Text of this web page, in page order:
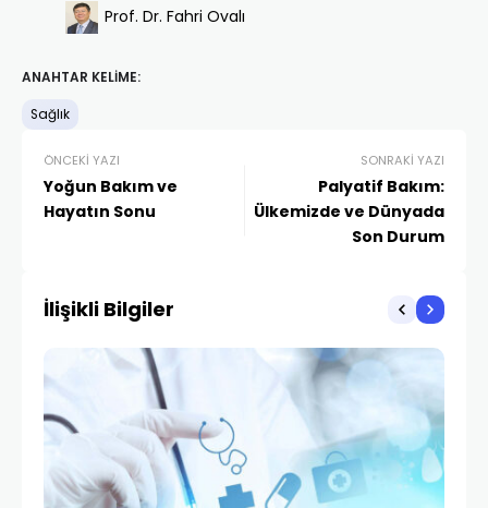
Prof. Dr. Fahri Ovalı
ANAHTAR KELIME:
Sağlık
ÖNCEKI YAZI
Yoğun Bakım ve
Hayatın Sonu
SONRAKI YAZI
Palyatif Bakım:
Ülkemizde ve Dünyada
Son Durum
İlişikli Bilgiler